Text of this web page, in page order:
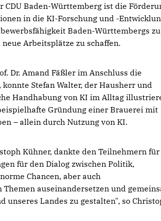
CDU Baden-Württemberg ist die
in die KI-Forschung und -
Baden-Württembergs zu
Arbeitsplätze zu schaffen.
Dr. Amand Fäßler im Anschluss die
Stefan Walter, der Hausherr und
Handhabung von KI im Alltag
Gründung einer Brauerei mit
– allein durch Nutzung von KI.
Kühner, dankte den Teilnehmern
für den Dialog zwischen Politik,
Chancen, aber auch
auseinandersetzen und
unseres Landes zu gestalten", so